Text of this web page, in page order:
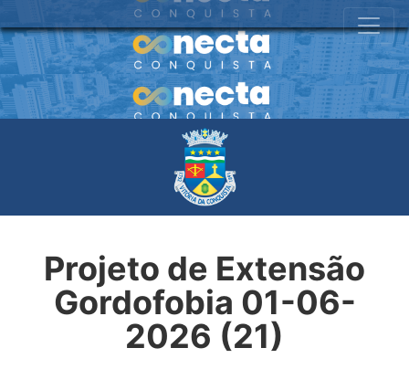
Projeto de Extensão
Gordofobia 01-06-
2026 (21)